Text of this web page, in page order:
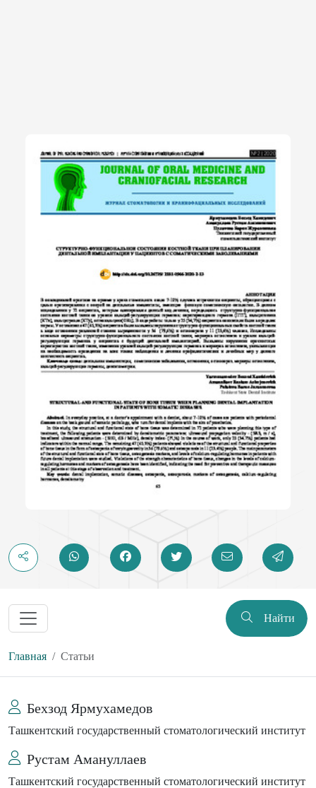
Найти
Главная Статьи
Бехзод Ярмухамедов
Ташкентский государственный стоматологический институт
Рустам Амануллаев
Ташкентский государственный стоматологический институт